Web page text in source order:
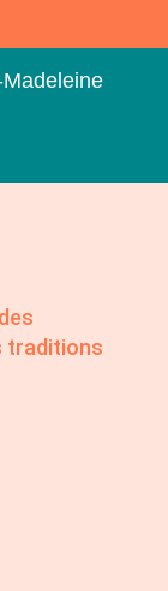
traditions